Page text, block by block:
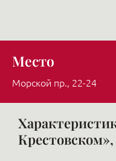
Место
Морской пр., 22-24